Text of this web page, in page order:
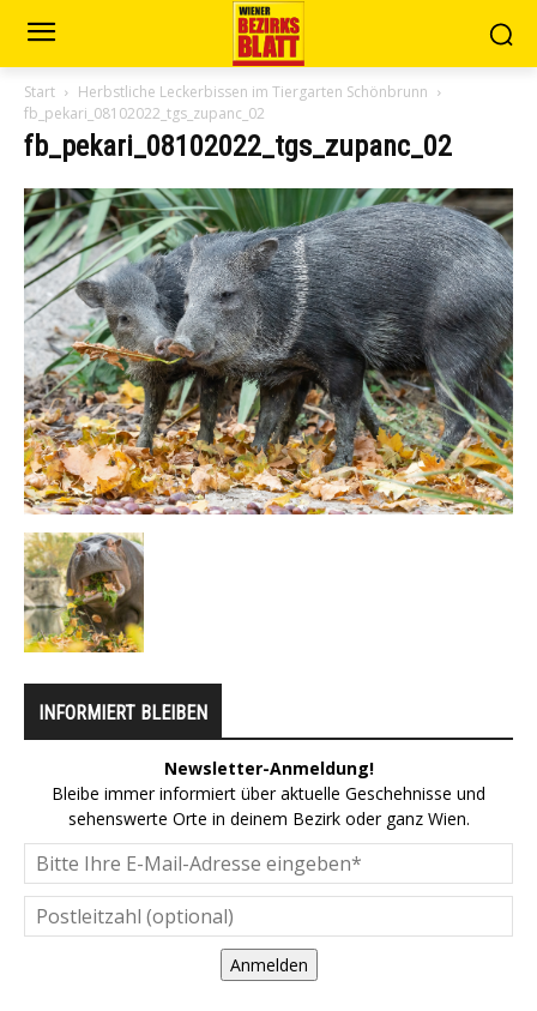
Start
Herbstliche Leckerbissen im Tiergarten Schönbrunn
fb_pekari_08102022_tgs_zupanc_02
fb_pekari_08102022_tgs_zupanc_02
INFORMIERT BLEIBEN
Newsletter-Anmeldung!
Bleibe immer informiert über aktuelle Geschehnisse und
sehenswerte Orte in deinem Bezirk oder ganz Wien.
Anmelden